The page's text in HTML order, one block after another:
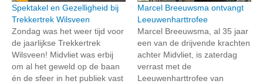
Spektakel en Gezelligheid bij
Trekkertrek Wilsveen
Zondag was het weer tijd voor
de jaarlijkse Trekkertrek
Wilsveen! Midvliet was erbij
om al het geweld op de baan
én de sfeer in het publiek vast
Marcel Breeuwsma ontvangt
Leeuwenharttrofee
Marcel Breeuwsma, al 35 jaar
een van de drijvende krachten
achter Midvliet, is zaterdag
verrast met de
Leeuwenharttrofee van